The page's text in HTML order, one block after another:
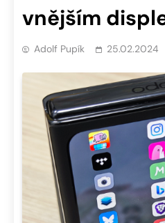
vnějším
Adolf Pupík 25.02.2024